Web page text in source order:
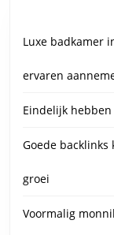
Luxe badkamer
ervaren
Eindelijk
Goede backlinks
groei
Voormalig